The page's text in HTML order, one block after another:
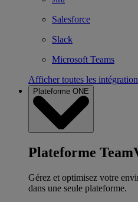
Salesforce
Slack
Microsoft Teams
Afficher toutes les
Plateforme ONE
Plateforme
Gérez et optimisez votre
dans une seule plateforme.